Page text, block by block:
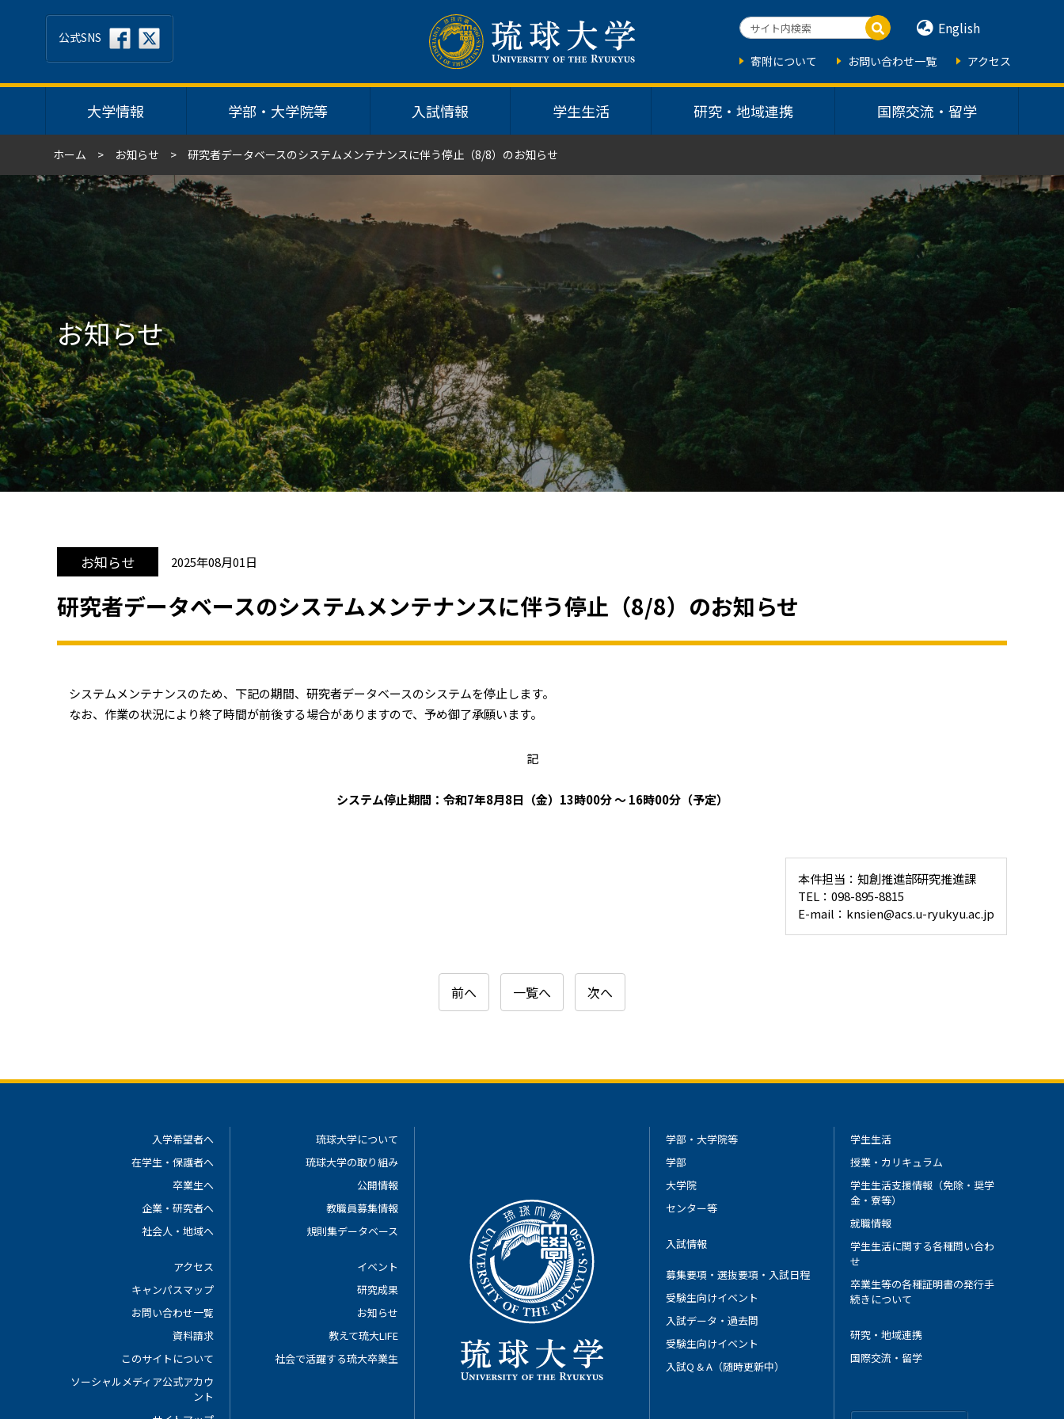
大学情報 学部・大学院等 入試情報 学生生活 研究・地域連携 国際交流・留学
公式SNS English
寄附について お問い合わせ一覧 アクセス
ホーム お知らせ 研究者データベースのシステムメンテナンスに伴う停⽌（8/8）のお知らせ
お知らせ
お知らせ 2025年08月01日
研究者データベースのシステムメンテナンスに伴う停⽌（8/8）のお知らせ
システムメンテナンスのため、下記の期間、研究者データベースのシステムを停⽌します。
なお、作業の状況により終了時間が前後する場合がありますので、予め御了承願います。
記
システム停止期間：令和7年8月8日（金）13時00分 ～ 16時00分（予定）
本件担当：知創推進部研究推進課
TEL：098-895-8815
E-mail：knsien@acs.u-ryukyu.ac.jp
前へ 一覧へ 次へ
入学希望者へ
在学生・保護者へ
卒業生へ
企業・研究者へ
社会人・地域へ
アクセス
キャンパスマップ
お問い合わせ一覧
資料請求
このサイトについて
ソーシャルメディア公式アカウ
ント
琉球大学について
琉球大学の取り組み
公開情報
教職員募集情報
規則集データベース
イベント
研究成果
お知らせ
教えて琉大LIFE
社会で活躍する琉大卒業生
学部・大学院等
学部
大学院
センター等
入試情報
募集要項・選抜要項・入試日程
受験生向けイベント
入試データ・過去問
受験生向けイベント
入試Q & A（随時更新中）
学生生活
授業・カリキュラム
学生生活支援情報（免除・奨学
金・寮等）
就職情報
学生生活に関する各種問い合わ
せ
卒業生等の各種証明書の発行手
続きについて
研究・地域連携
国際交流・留学